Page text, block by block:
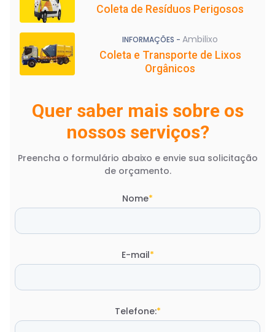
Coleta de Resíduos Perigosos
INFORMAÇÕES - Ambilixo
Coleta e Transporte de Lixos
Orgânicos
Quer saber mais sobre os
nossos serviços?
Preencha o formulário abaixo e envie sua solicitação
de orçamento.
Nome*
E-mail*
Telefone:*